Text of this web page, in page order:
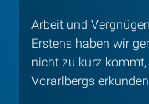
Arbeit und
Erstens haben wir
nicht zu kurz
Vorarlbergs